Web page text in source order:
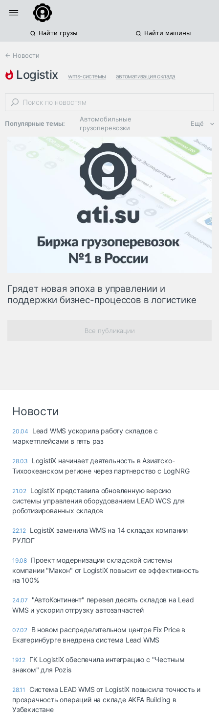
Найти грузы Найти машины
← Новости
logistix wms-системы автоматизация склада
складская логистика
Популярные темы:
Автомобильные
грузоперевозки
Региональная
логистика
ЭДО, ИТ в
логистике
Дороги,
инфраструктура
Логистика, грузы
Негабаритные и
опасные грузы
Безопасность и
Таможня и ВЭД
терминалы
Ещё
Грядет новая эпоха в управлении и
поддержки бизнес-процессов в логистике
Все публикации
Новости
20.04
Lead WMS ускорила работу складов с
маркетплейсами в пять раз
28.03
LogistiX начинает деятельность в Азиатско-
Тихоокеанском регионе через партнерство с LogNRG
21.02 LogistiX представила обновленную версию
системы управления оборудованием LEAD WCS для
роботизированных складов
22.12 LogistiX заменила WMS на 14 складах компании
РУЛОГ
19.08 Проект модернизации складской системы
компании "Макон" от LogistiX повысит ее эффективность
на 100%
24.07
"АвтоКонтинент" перевел десять складов на Lead
WMS и ускорил отгрузку автозапчастей
07.02 В новом распределительном центре Fix Price в
Екатеринбурге внедрена система Lead WMS
19.12 ГК LogistiX обеспечила интеграцию с "Честным
знаком" для Pozis
28.11
Система LEAD WMS от LogistiX повысила точность и
прозрачность операций на складе AKFA Building в
Узбекистане